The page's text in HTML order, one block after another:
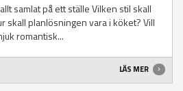
samlat på ett ställe Vilken stil skall
skall planlösningen vara i köket? Vill
romantisk...
LÄS MER